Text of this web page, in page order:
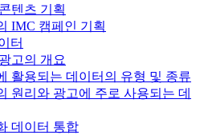
텐츠 기획
IMC 캠페인 기획
터
고의 개요
활용되는 데이터의 유형 및 종류
원리와 광고에 주로 사용되는 데
데이터 통합